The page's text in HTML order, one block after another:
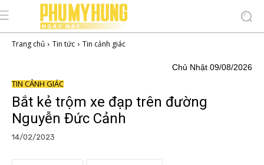
Trang chủ Tin tức Tin cảnh giác
Chủ Nhật 09/08/2026
TIN CẢNH GIÁC
Bắt kẻ trộm xe đạp trên đường
Nguyễn Đức Cảnh
14/02/2023